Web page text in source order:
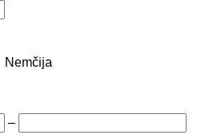
Nemčija
–